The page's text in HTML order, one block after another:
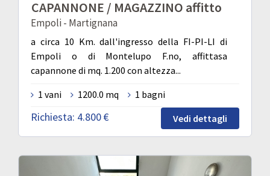
CAPANNONE / MAGAZZINO affitto
Empoli - Martignana
a circa 10 Km. dall'ingresso della FI-PI-LI di
Empoli o di Montelupo F.no, affittasa
capannone di mq. 1.200 con altezza...
1 vani
1200.0 mq 1 bagni
Richiesta: 4.800 € Vedi dettagli